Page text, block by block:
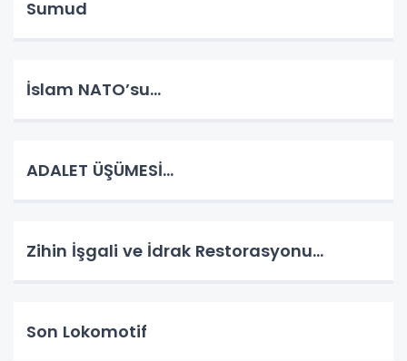
Sumud
İslam NATO’su…
ADALET ÜŞÜMESİ…
Zihin İşgali ve İdrak Restorasyonu…
Son Lokomotif